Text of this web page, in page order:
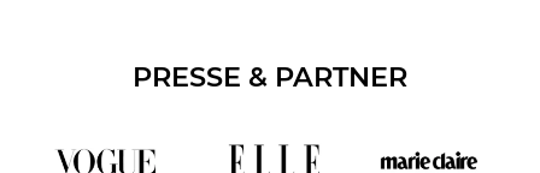
PRESSE & PARTNER